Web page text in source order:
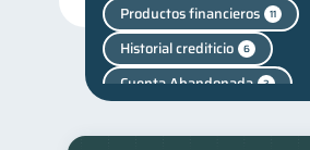
Productos financieros 11
Historial crediticio 6
Cuenta Abandonada 2